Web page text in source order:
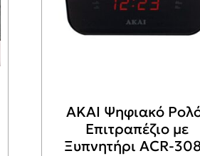
AKAI Ψηφιακό
Επιτραπέζιο με
Ξυπνητήρι ACR-